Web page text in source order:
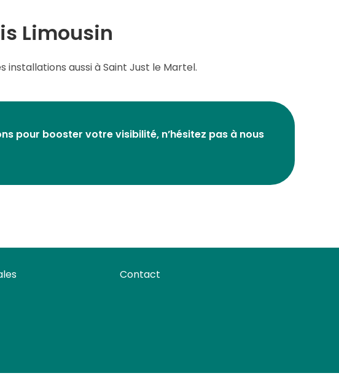
Limousin
installations aussi à Saint Just le Martel.
pour booster votre visibilité, n’hésitez pas à nous
Contact